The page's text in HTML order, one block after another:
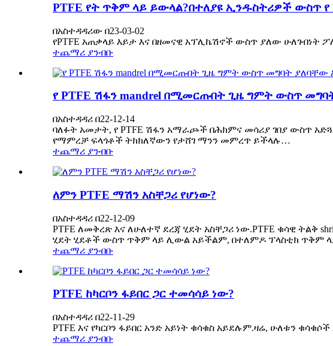
PTFE የት ጥቅም ላይ ይውላል?በተለያዩ ኢንዱስትሪዎች ውስጥ
በአስተዳዳሪው በ23-03-02
የPTFE አጠቃላይ እይታ እና በዘመናዊ አፕሊኬሽኖች ውስጥ ያለው ሁለገብነት
ተጨማሪ ያንብቡ
የ PTFE ሽፋን mandrel በሚመርጡበት ጊዜ ግምት ውስጥ
በአስተዳዳሪ በ22-12-14
ባለፉት አመታት, የ PTFE ሽፋን አማራጮች በሕክምና መሳሪያ ገበያ ውስጥ
የማምረቻ ፍላጎቶች ትክክለኛውን የታሸገ ማንን መምረጥ ይችላሉ…
ተጨማሪ ያንብቡ
ለምን PTFE ማሽን አስቸጋሪ የሆነው?
በአስተዳዳሪ በ22-12-09
PTFE ለመቅረጽ እና ለሁለተኛ ደረጃ ሂደት አስቸጋሪ ነው.PTFE ቁሳዊ ትልቅ
ሂደት ሂደቶች ውስጥ ጥቅም ላይ ሊውል አይችልም, በተለምዶ ፕላስቲክ ጥቅም
ተጨማሪ ያንብቡ
PTFE ከካርቦን ፋይበር ጋር ተመሳሳይ ነው?
በአስተዳዳሪ በ22-11-29
PTFE እና የካርቦን ፋይበር አንድ አይነት ቁሳቁስ አይደሉም.ዛሬ, ሁለቱን
ተጨማሪ ያንብቡ